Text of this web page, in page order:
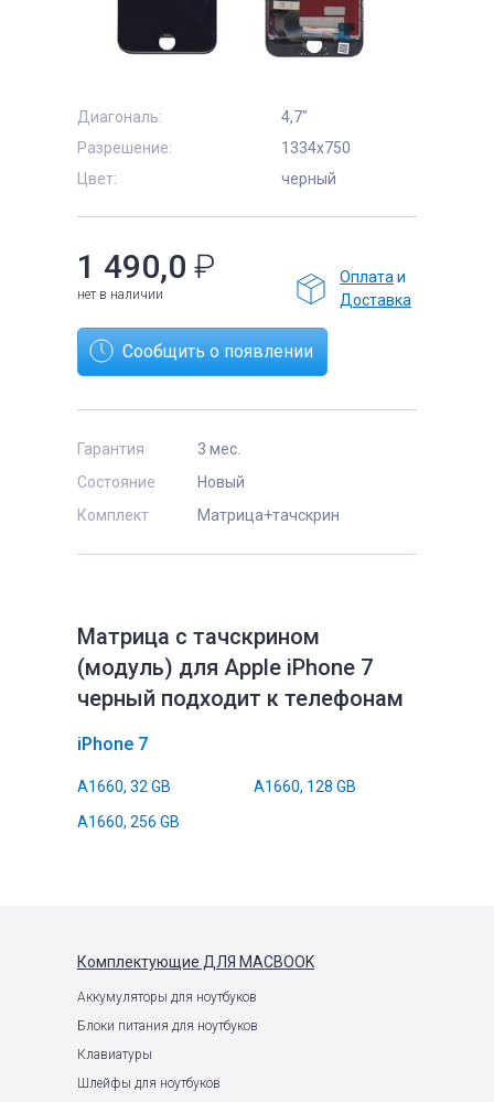
Диагональ:
4,7"
Разрешение:
1334x750
Цвет:
черный
1 490,0 ₽
нет в наличии
Сообщить о появлении
Оплата и
Доставка
Гарантия
3 мес.
Состояние
Новый
Комплект
Матрица+тачскрин
Матрица с тачскрином
(модуль) для Apple iPhone 7
черный подходит к телефонам
iPhone 7
A1660, 32 GB
A1660, 128 GB
A1660, 256 GB
Комплектующие ДЛЯ MACBOOK
Аккумуляторы для ноутбуков
Блоки питания для ноутбуков
Клавиатуры
Шлейфы для ноутбуков